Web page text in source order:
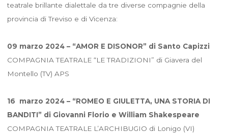
teatrale brillante dialettale da tre diverse compagnie della
provincia di Treviso e di Vicenza:
09 marzo 2024 – “AMOR E DISONOR” di Santo Capizzi
COMPAGNIA TEATRALE “LE TRADIZIONI” di Giavera del
Montello (TV) APS
16 marzo 2024 – “ROMEO E GIULETTA, UNA STORIA DI
BANDITI” di Giovanni Florio e William Shakespeare
COMPAGNIA TEATRALE L’ARCHIBUGIO di Lonigo (VI)